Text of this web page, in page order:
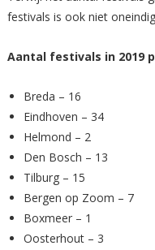
festivals is ook niet
Aantal festivals in 2019
Breda – 16
Eindhoven – 34
Helmond – 2
Den Bosch – 13
Tilburg – 15
Bergen op Zoom – 7
Boxmeer – 1
Oosterhout – 3